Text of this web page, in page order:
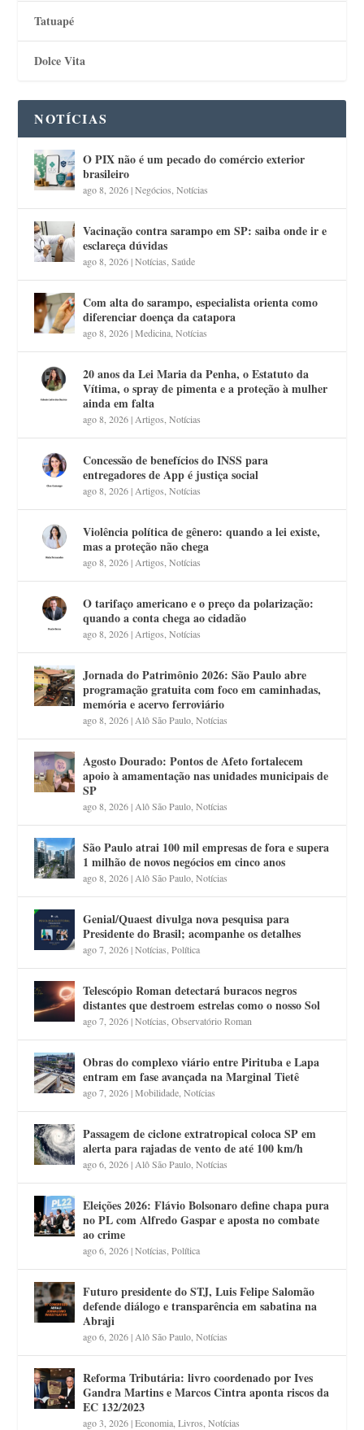
Tatuapé
Dolce Vita
NOTÍCIAS
O PIX não é um pecado do comércio exterior
brasileiro
ago 8, 2026|Negócios ,Notícias
Vacinação contra sarampo em SP: saiba onde ir e
esclareça dúvidas
ago 8, 2026|Notícias ,Saúde
Com alta do sarampo, especialista orienta como
diferenciar doença da catapora
ago 8, 2026|Medicina ,Notícias
20 anos da Lei Maria da Penha, o Estatuto da
Vítima, o spray de pimenta e a proteção à mulher
ainda em falta
ago 8, 2026| Artigos ,Notícias
Concessão de benefícios do INSS para
entregadores de App é justiça social
ago 8, 2026| Artigos ,Notícias
Violência política de gênero: quando a lei existe,
mas a proteção não chega
ago 8, 2026| Artigos ,Notícias
O tarifaço americano e o preço da polarização:
quando a conta chega ao cidadão
ago 8, 2026| Artigos ,Notícias
Jornada do Patrimônio 2026: São Paulo abre
programação gratuita com foco em caminhadas,
memória e acervo ferroviário
ago 8, 2026| Alô São Paulo ,Notícias
Agosto Dourado: Pontos de Afeto fortalecem
apoio à amamentação nas unidades municipais de
SP
ago 8, 2026| Alô São Paulo ,Notícias
São Paulo atrai 100 mil empresas de fora e supera
1 milhão de novos negócios em cinco anos
ago 8, 2026| Alô São Paulo ,Notícias
Genial/Quaest divulga nova pesquisa para
Presidente do Brasil; acompanhe os detalhes
ago 7, 2026|Notícias ,Política
Telescópio Roman detectará buracos negros
distantes que destroem estrelas como o nosso Sol
ago 7, 2026|Notícias ,Observatório Roman
Obras do complexo viário entre Pirituba e Lapa
entram em fase avançada na Marginal Tietê
ago 7, 2026|Mobilidade ,Notícias
Passagem de ciclone extratropical coloca SP em
alerta para rajadas de vento de até 100 km/h
ago 6, 2026| Alô São Paulo ,Notícias
Eleições 2026: Flávio Bolsonaro define chapa pura
no PL com Alfredo Gaspar e aposta no combate
ao crime
ago 6, 2026|Notícias ,Política
Futuro presidente do STJ, Luis Felipe Salomão
defende diálogo e transparência em sabatina na
Abraji
ago 6, 2026| Alô São Paulo ,Notícias
Reforma Tributária: livro coordenado por Ives
Gandra Martins e Marcos Cintra aponta riscos da
EC 132/2023
ago 3, 2026|Economia ,Livros ,Notícias